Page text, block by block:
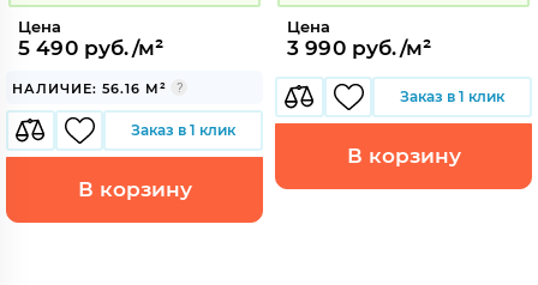
Цена
5 490 руб./м²
НАЛИЧИЕ: 56.16 М²
Заказ в 1 клик
В корзину
Цена
3 990 руб./м²
Заказ в 1 клик
В корзину